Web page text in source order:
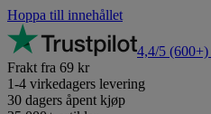
Hoppa till innehållet
4,4/5 (600+)
Frakt fra 69 kr
1-4 virkedagers levering
30 dagers åpent kjøp